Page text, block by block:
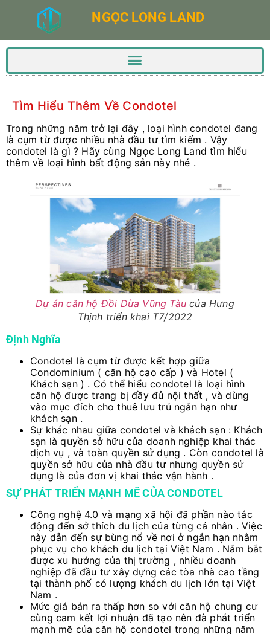
NGỌC LONG LAND
Tìm Hiểu Thêm Về Condotel
Trong những năm trở lại đây , loại hình condotel đang
là cụm từ được nhiều nhà đầu tư tìm kiếm . Vậy
condotel là gì ? Hãy cùng Ngọc Long Land tìm hiểu
thêm về loại hình bất động sản này nhé .
Dự án căn hộ Đồi Dừa Vũng Tàu của Hưng
Thịnh triển khai T7/2022
Định Nghĩa
Condotel là cụm từ được kết hợp giữa
Condominium ( căn hộ cao cấp ) và Hotel (
Khách sạn ) . Có thể hiểu condotel là loại hình
căn hộ được trang bị đầy đủ nội thất , và dùng
vào mục đích cho thuê lưu trú ngắn hạn như
khách sạn .
Sự khác nhau giữa condotel và khách sạn : Khách
sạn là quyền sở hữu của doanh nghiệp khai thác
dịch vụ , và toàn quyền sử dụng . Còn condotel là
quyền sở hữu của nhà đầu tư nhưng quyền sử
dụng là của đơn vị khai thác vận hành .
SỰ PHÁT TRIỂN MẠNH MẼ CỦA CONDOTEL
Công nghệ 4.0 và mạng xã hội đã phần nào tác
động đến sở thích du lịch của từng cá nhân . Việc
này dẫn đến sự bùng nổ về nơi ở ngắn hạn nhằm
phục vụ cho khách du lịch tại Việt Nam . Nắm bắt
được xu hướng của thị trường , nhiều doanh
nghiệp đã đầu tư xây dựng các tòa nhà cao tầng
tại thành phố có lượng khách du lịch lớn tại Việt
Nam .
Mức giá bán ra thấp hơn so với căn hộ chung cư
cùng cam kết lợi nhuận đã tạo nên đà phát triển
mạnh mẽ của căn hộ condotel trong những năm